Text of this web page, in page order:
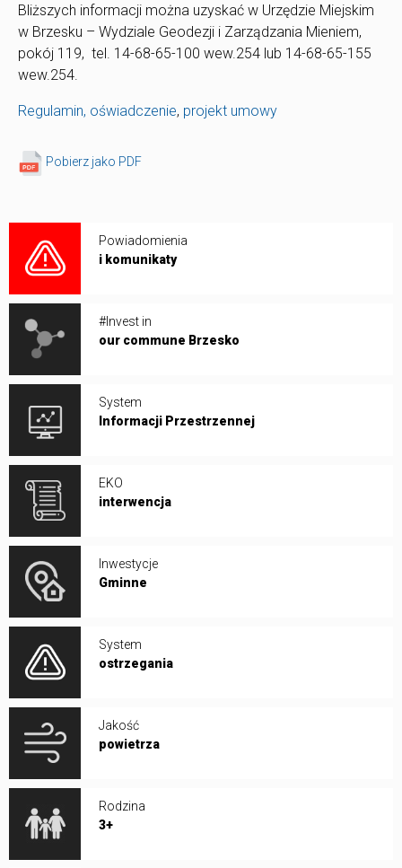
Bliższych informacji można uzyskać w Urzędzie Miejskim
w Brzesku – Wydziale Geodezji i Zarządzania Mieniem,
pokój 119, tel. 14-68-65-100 wew.254 lub 14-68-65-155
wew.254.
Regulamin, oświadczenie, projekt umowy
Pobierz jako PDF
Powiadomienia
i komunikaty
#Invest in
our commune Brzesko
System
Informacji Przestrzennej
EKO
interwencja
Inwestycje
Gminne
System
ostrzegania
Jakość
powietrza
Rodzina
3+